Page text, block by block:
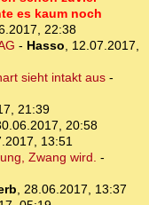
es kaum noch
22:38
- Hasso, 12.07.2017,
sieht intakt aus-
21:39
20:58
13:51
Zwang wird. -
, 28.06.2017, 13:37